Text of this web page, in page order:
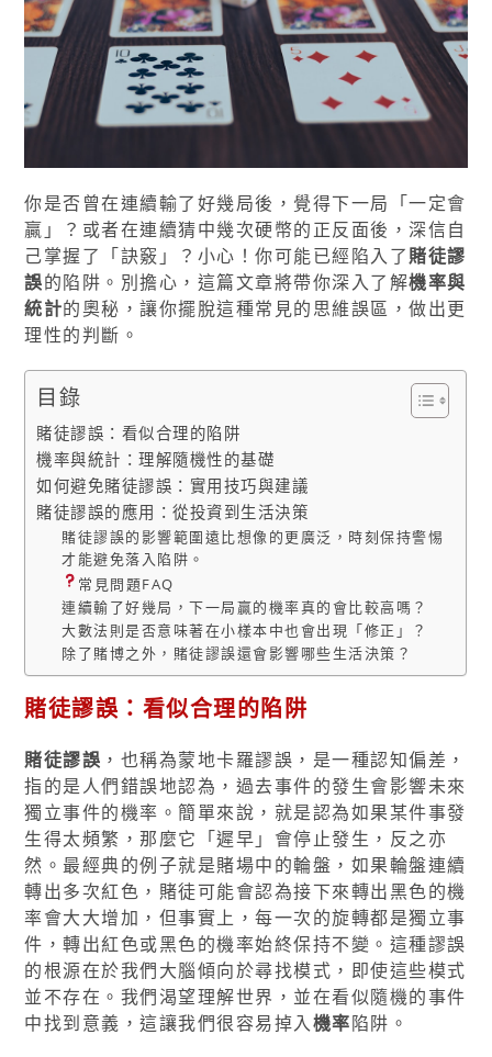
你是否曾在連續輸了好幾局後，覺得下一局「一定會
贏」？或者在連續猜中幾次硬幣的正反面後，深信自
己掌握了「訣竅」？小心！你可能已經陷入了賭徒謬
誤的陷阱。別擔心，這篇文章將帶你深入了解機率與
統計的奧秘，讓你擺脫這種常見的思維誤區，做出更
理性的判斷。
目錄
賭徒謬誤：看似合理的陷阱
機率與統計：理解隨機性的基礎
如何避免賭徒謬誤：實用技巧與建議
賭徒謬誤的應用：從投資到生活決策
賭徒謬誤的影響範圍遠比想像的更廣泛，時刻保持警惕
才能避免落入陷阱。
常見問題FAQ
連續輸了好幾局，下一局贏的機率真的會比較高嗎？
大數法則是否意味著在小樣本中也會出現「修正」？
除了賭博之外，賭徒謬誤還會影響哪些生活決策？
賭徒謬誤：看似合理的陷阱
賭徒謬誤 ，也稱為蒙地卡羅謬誤，是一種認知偏差，
指的是人們錯誤地認為，過去事件的發生會影響未來
獨立事件的機率。簡單來說，就是認為如果某件事發
生得太頻繁，那麼它「遲早」會停止發生，反之亦
然。最經典的例子就是賭場中的輪盤，如果輪盤連續
轉出多次紅色，賭徒可能會認為接下來轉出黑色的機
率會大大增加，但事實上，每一次的旋轉都是獨立事
件，轉出紅色或黑色的機率始終保持不變。這種謬誤
的根源在於我們大腦傾向於尋找模式，即使這些模式
並不存在。我們渴望理解世界，並在看似隨機的事件
中找到意義，這讓我們很容易掉入機率陷阱。